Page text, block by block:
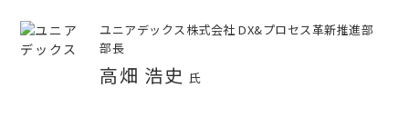
ユニアデックス株式会社 DX&プロセス革新推進部
部長
高畑 浩史 氏